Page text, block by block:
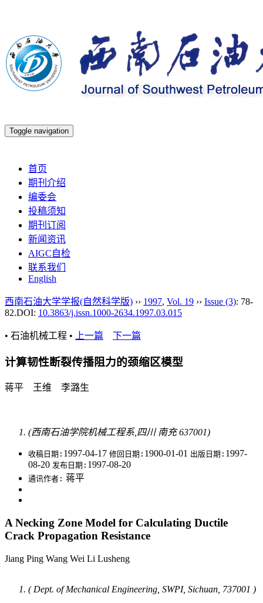
Toggle navigation
首页
期刊介绍
编委会
投稿须知
期刊订阅
新闻资讯
AIGC自检
联系我们
English
西南石油大学学报(自然科学版) ›› 1997, Vol. 19 ›› Issue (3): 78-
82.DOI: 10.3863/j.issn.1000-2634.1997.03.015
• 石油机械工程 • 上一篇 下一篇
计算韧性断裂传播阻力的颈缩区模型
蒋平 王维 李潞生
(西南石油学院机械工程系,四川 南充 637001)
收稿日期: 1997-04-17 修回日期: 1900-01-01 出版日期: 1997-
08-20 发布日期: 1997-08-20
通讯作者: 蒋平
A Necking Zone Model for Calculating Ductile
Crack Propagation Resistance
Jiang Ping Wang Wei Li Lusheng
( Dept. of Mechanical Engineering, SWPI, Sichuan, 737001 )